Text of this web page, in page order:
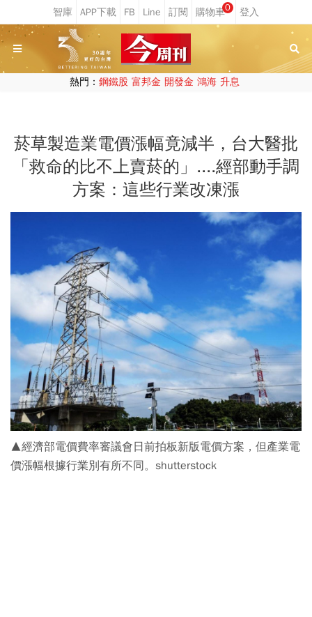
0
熱門： 鋼鐵股 富邦金 開發金 鴻海 升息
菸草製造業電價漲幅竟減半，台大醫批
「救命的比不上賣菸的」....經部動手調
方案：這些行業改凍漲
▲經濟部電價費率審議會日前拍板新版電價方案，但產業電
價漲幅根據行業別有所不同。shutterstock